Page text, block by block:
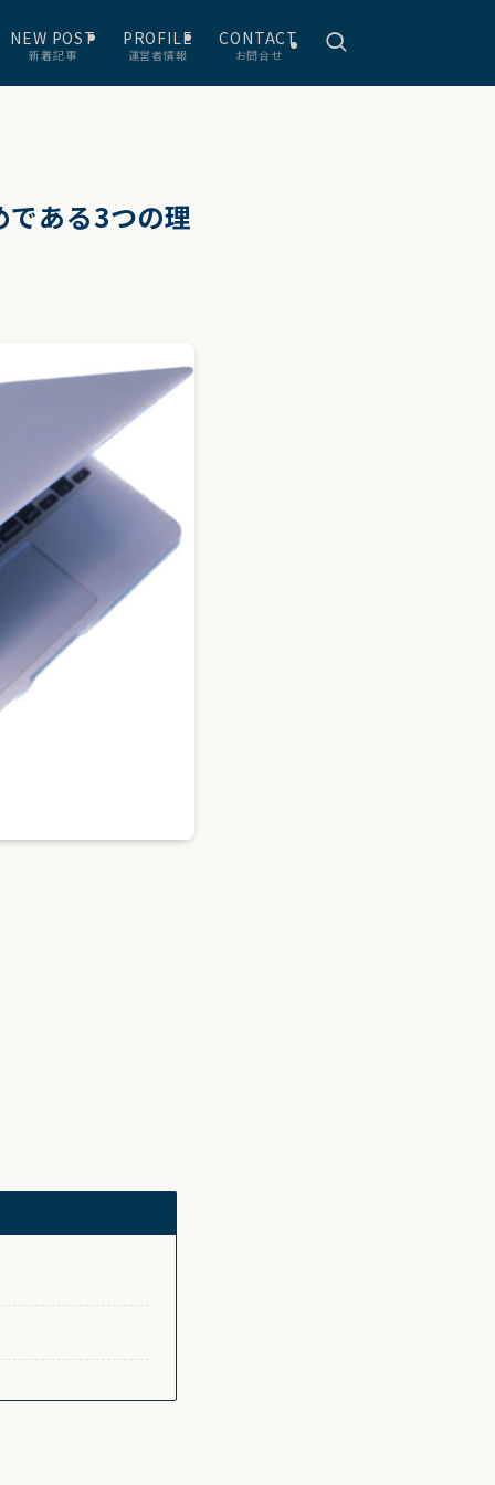
NEW POST
新着記事
PROFILE
運営者情報
CONTACT
お問合せ
ある3つの理